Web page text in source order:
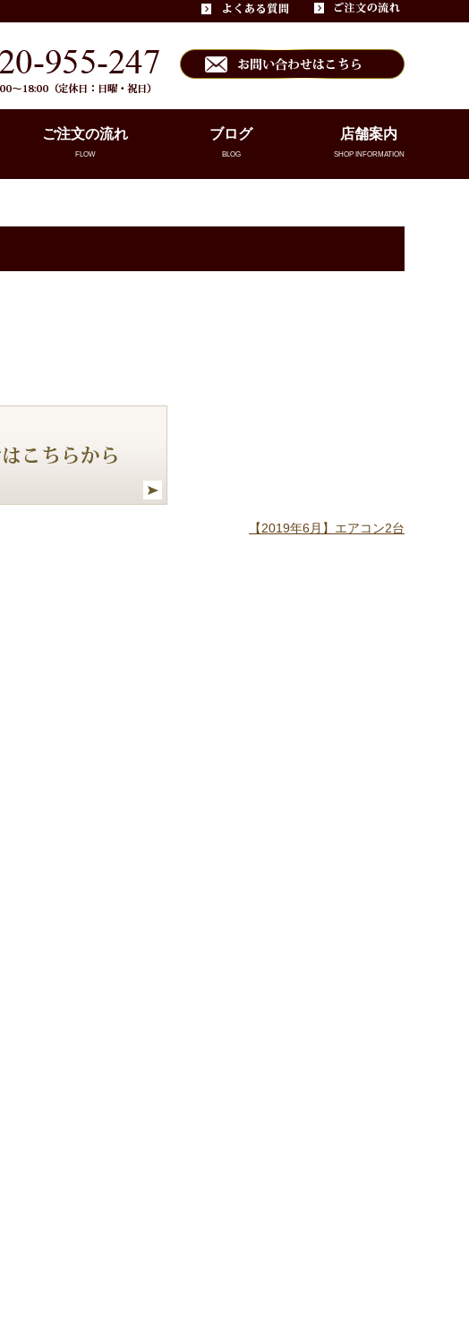
ご注文の流れ
FLOW
ブログ
BLOG
店舗案内
SHOP INFORMATION
【2019年6月】エアコン2台